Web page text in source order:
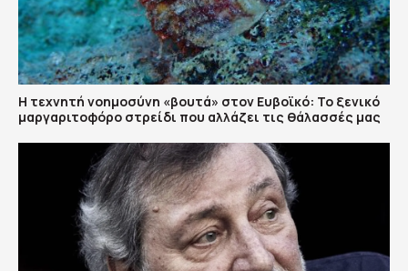
Η τεχνητή νοημοσύνη «βουτά» στον Ευβοϊκό: Το ξενικό
μαργαριτοφόρο στρείδι που αλλάζει τις θάλασσές μας